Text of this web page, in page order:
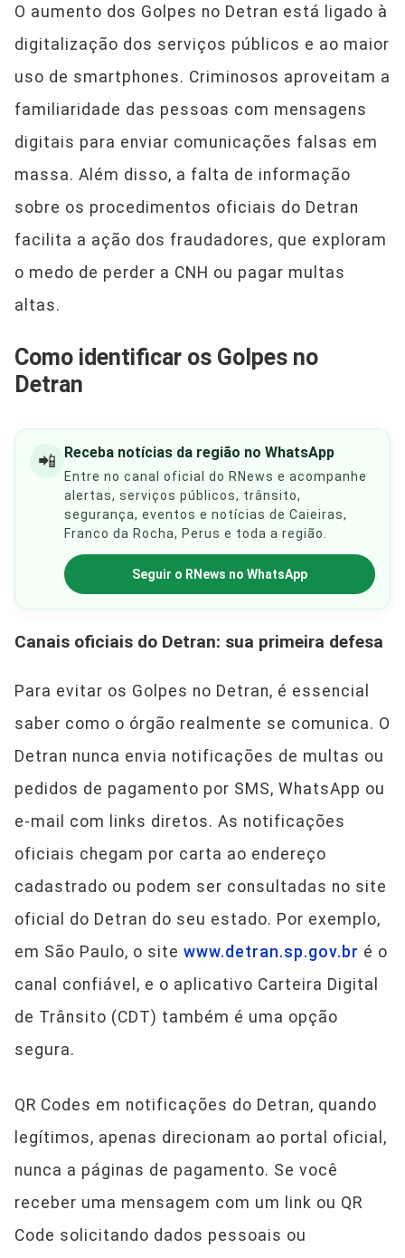
O aumento dos Golpes no Detran está ligado à
digitalização dos serviços públicos e ao maior
uso de smartphones. Criminosos aproveitam a
familiaridade das pessoas com mensagens
digitais para enviar comunicações falsas em
massa. Além disso, a falta de informação
sobre os procedimentos oficiais do Detran
facilita a ação dos fraudadores, que exploram
o medo de perder a CNH ou pagar multas
altas.
Como identificar os Golpes no
Detran
📲 Receba notícias da região no WhatsApp
Entre no canal oficial do RNews e acompanhe
alertas, serviços públicos, trânsito,
segurança, eventos e notícias de Caieiras,
Franco da Rocha, Perus e toda a região.
Seguir o RNews no WhatsApp
Canais oficiais do Detran: sua primeira defesa
Para evitar os Golpes no Detran, é essencial
saber como o órgão realmente se comunica. O
Detran nunca envia notificações de multas ou
pedidos de pagamento por SMS, WhatsApp ou
e-mail com links diretos. As notificações
oficiais chegam por carta ao endereço
cadastrado ou podem ser consultadas no site
oficial do Detran do seu estado. Por exemplo,
em São Paulo, o site www.detran.sp.gov.br é o
canal confiável, e o aplicativo Carteira Digital
de Trânsito (CDT) também é uma opção
segura.
QR Codes em notificações do Detran, quando
legítimos, apenas direcionam ao portal oficial,
nunca a páginas de pagamento. Se você
receber uma mensagem com um link ou QR
Code solicitando dados pessoais ou